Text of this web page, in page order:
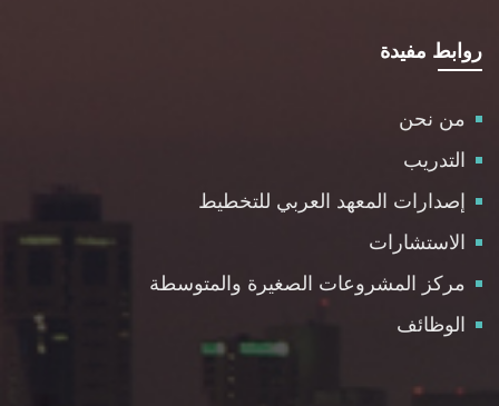
روابط مفيدة
من نحن
التدريب
إصدارات المعهد العربي للتخطيط
الاستشارات
مركز المشروعات الصغيرة والمتوسطة
الوظائف